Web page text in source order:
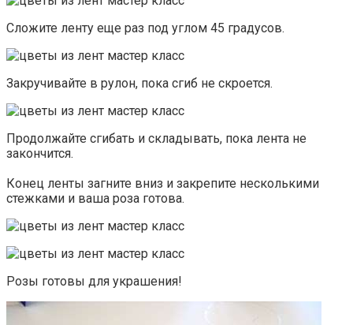
Сложите ленту еще раз под углом 45 градусов.
Закручивайте в рулон, пока сгиб не скроется.
Продолжайте сгибать и складывать, пока лента не
закончится.
Конец ленты загните вниз и закрепите несколькими
стежками и ваша роза готова.
Розы готовы для украшения!